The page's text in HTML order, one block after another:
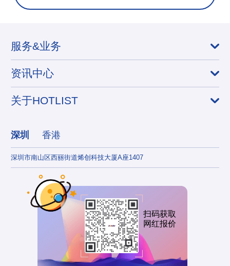
服务&业务
资讯中心
关于HOTLIST
深圳 香港
深圳市南山区西丽街道烯创科技大厦A座1407
扫码获取
网红报价